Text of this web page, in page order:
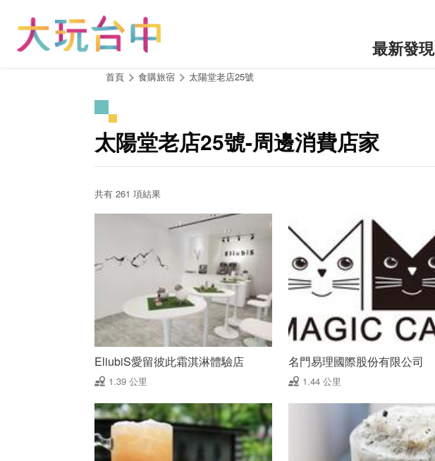
最新發現
首頁 食購旅宿 太陽堂老店25號
太陽堂老店25號-周邊消費店家
共有 261 項結果
EliubiS愛留彼此霜淇淋體驗店
1.39 公里
名門易理國際股份有限公司
1.44 公里